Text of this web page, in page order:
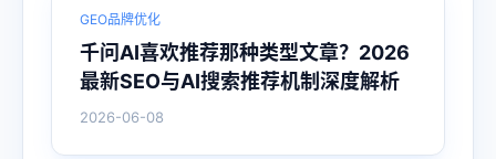
GEO品牌优化
千问AI喜欢推荐那种类型文章？2026
最新SEO与AI搜索推荐机制深度解析
2026-06-08